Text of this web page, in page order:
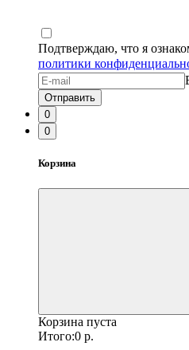
Подтверждаю, что я
политики
Отправить
0
0
Корзина
Корзина пуста
Итого:0 р.